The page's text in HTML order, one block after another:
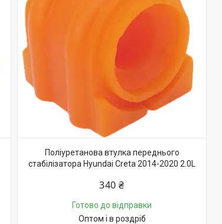
Поліуретанова втулка переднього
стабілізатора Hyundai Creta 2014-2020 2.0L
340 ₴
Готово до відправки
Оптом і в роздріб